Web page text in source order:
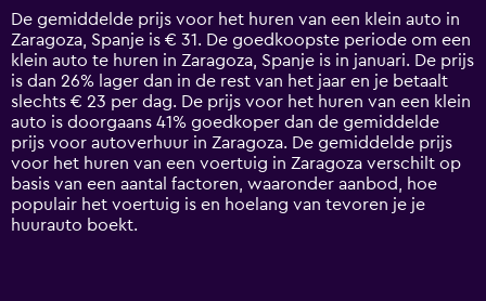
14
categories.
The
chart
has
1
Y
axis
displaying
values.
Range:
0
De gemiddelde prijs voor het huren van een klein auto in
Zaragoza, Spanje is € 31. De goedkoopste periode om een
klein auto te huren in Zaragoza, Spanje is in januari. De prijs
is dan 26% lager dan in de rest van het jaar en je betaalt
slechts € 23 per dag. De prijs voor het huren van een klein
auto is doorgaans 41% goedkoper dan de gemiddelde
prijs voor autoverhuur in Zaragoza. De gemiddelde prijs
voor het huren van een voertuig in Zaragoza verschilt op
basis van een aantal factoren, waaronder aanbod, hoe
populair het voertuig is en hoelang van tevoren je je
huurauto boekt.